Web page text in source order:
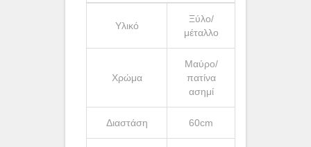
Υλικό
Ξύλο/
μέταλλο
Χρώμα
Μαύρο/
πατίνα
ασημί
Διαστάση 60cm